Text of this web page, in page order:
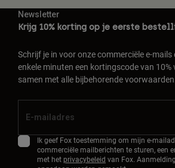
Newsletter
Krijg 10% korting op je eerste
Schrijf je in voor onze commerciële e-
enkele minuten een kortingscode van 10%
samen met alle bijbehorende
Ik geef Fox toestemming om mijn e-
commerciële mailberichten te sturen, een
met het privacybeleid van Fox.